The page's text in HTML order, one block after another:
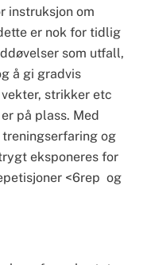
instruksjon om
er nok for tidlig
som utfall,
å gi gradvis
strikker etc
på plass. Med
og
eksponeres for
<6rep og